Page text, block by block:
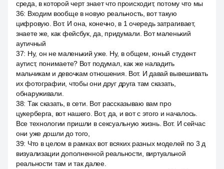
среда, в которой черт знает что происходит, потому что мы
36: Входим вообще в новую реальность, вот такую
цифровую. Вот. И она, конечно, в 1 очередь затрагивает,
знаете же, как фейсбук, да, придумали. Вот маленький
аутичный
37: Ну, он не маленький уже. Ну, в общем, юный студент
аутист, понимаете? Вот подумал, как же наладить
мальчикам и девочкам отношения. Вот. И давай вывешивать
их фотографии, чтобы они друг друга там сказать,
обнаруживали.
38: Так сказать, в сети. Вот рассказываю вам про
цукерберга, вот нашего. Вот, да, и вот с этого и началось.
Все технологии пришли в сексуальную жизнь. Вот. И сейчас
они уже дошли до того,
39: Что в целом в рамках вот всяких разных моделей по 3 д
визуализации дополненной реальности, виртуальной
реальности там и так далее.